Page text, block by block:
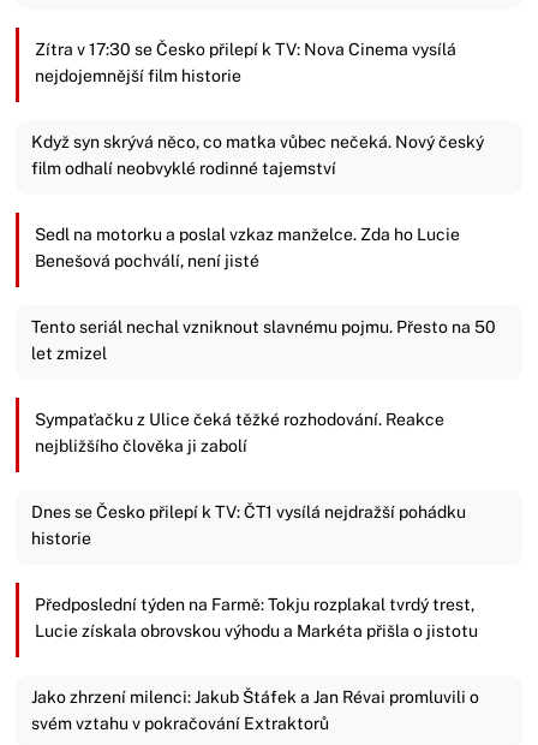
Zítra v 17:30 se Česko přilepí k TV: Nova Cinema vysílá
nejdojemnější film historie
Když syn skrývá něco, co matka vůbec nečeká. Nový český
film odhalí neobvyklé rodinné tajemství
Sedl na motorku a poslal vzkaz manželce. Zda ho Lucie
Benešová pochválí, není jisté
Tento seriál nechal vzniknout slavnému pojmu. Přesto na 50
let zmizel
Sympaťačku z Ulice čeká těžké rozhodování. Reakce
nejbližšího člověka ji zabolí
Dnes se Česko přilepí k TV: ČT1 vysílá nejdražší pohádku
historie
Předposlední týden na Farmě: Tokju rozplakal tvrdý trest,
Lucie získala obrovskou výhodu a Markéta přišla o jistotu
Jako zhrzení milenci: Jakub Štáfek a Jan Révai promluvili o
svém vztahu v pokračování Extraktorů